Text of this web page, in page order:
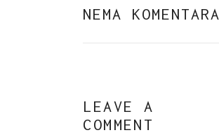
NEMA KOMENTARA
LEAVE A
COMMENT